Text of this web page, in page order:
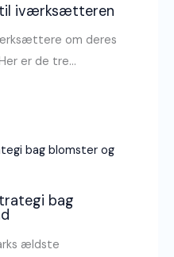
iværksætteren
om deres
er de tre…
bag
ældste